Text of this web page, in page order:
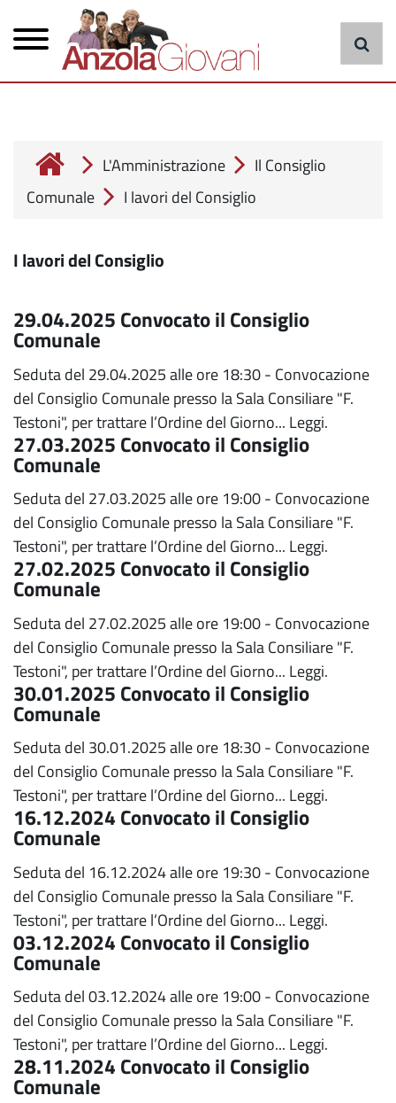
contenuto
principale
principale
cerca
L'Amministrazione
Il Consiglio
Comunale
I lavori del Consiglio
I lavori del Consiglio
29.04.2025 Convocato il Consiglio
Comunale
Seduta del 29.04.2025 alle ore 18:30 - Convocazione
del Consiglio Comunale presso la Sala Consiliare "F.
Testoni", per trattare l’Ordine del Giorno... Leggi.
27.03.2025 Convocato il Consiglio
Comunale
Seduta del 27.03.2025 alle ore 19:00 - Convocazione
del Consiglio Comunale presso la Sala Consiliare "F.
Testoni", per trattare l’Ordine del Giorno... Leggi.
27.02.2025 Convocato il Consiglio
Comunale
Seduta del 27.02.2025 alle ore 19:00 - Convocazione
del Consiglio Comunale presso la Sala Consiliare "F.
Testoni", per trattare l’Ordine del Giorno... Leggi.
30.01.2025 Convocato il Consiglio
Comunale
Seduta del 30.01.2025 alle ore 18:30 - Convocazione
del Consiglio Comunale presso la Sala Consiliare "F.
Testoni", per trattare l’Ordine del Giorno... Leggi.
16.12.2024 Convocato il Consiglio
Comunale
Seduta del 16.12.2024 alle ore 19:30 - Convocazione
del Consiglio Comunale presso la Sala Consiliare "F.
Testoni", per trattare l’Ordine del Giorno... Leggi.
03.12.2024 Convocato il Consiglio
Comunale
Seduta del 03.12.2024 alle ore 19:00 - Convocazione
del Consiglio Comunale presso la Sala Consiliare "F.
Testoni", per trattare l’Ordine del Giorno... Leggi.
28.11.2024 Convocato il Consiglio
Comunale